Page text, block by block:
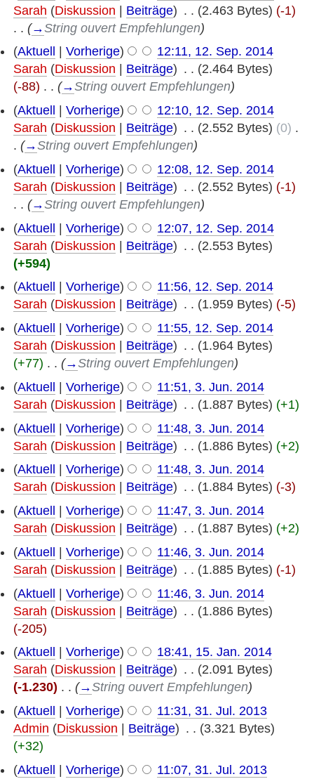
Sarah (Diskussion | Beiträge) . . (2.463 Bytes) (-1)
. . (→String ouvert Empfehlungen)
(Aktuell Vorherige)
12:11, 12. Sep. 2014
Sarah (Diskussion Beiträge) . . (2.464 Bytes)
(-88) . . (→String ouvert Empfehlungen)
(Aktuell Vorherige)
12:10, 12. Sep. 2014
Sarah (Diskussion Beiträge) . . (2.552 Bytes) (0) .
. (→String ouvert Empfehlungen)
(Aktuell | Vorherige)
12:08, 12. Sep. 2014
Sarah (Diskussion | Beiträge) . . (2.552 Bytes) (-1)
. . (→String ouvert Empfehlungen)
(Aktuell | Vorherige)
12:07, 12. Sep. 2014
Sarah (Diskussion | Beiträge) . . (2.553 Bytes)
(+594)
(Aktuell Vorherige)
11:56, 12. Sep. 2014
Sarah (Diskussion Beiträge) . . (1.959 Bytes) (-5)
(Aktuell Vorherige)
11:55, 12. Sep. 2014
Sarah (Diskussion Beiträge) . . (1.964 Bytes)
(+77) . . (→String ouvert Empfehlungen)
(Aktuell | Vorherige)
11:51, 3. Jun. 2014
Sarah (Diskussion | Beiträge) . . (1.887 Bytes) (+1)
(Aktuell | Vorherige)
11:48, 3. Jun. 2014
Sarah (Diskussion | Beiträge) . . (1.886 Bytes) (+2)
(Aktuell Vorherige)
11:48, 3. Jun. 2014
Sarah (Diskussion Beiträge) . . (1.884 Bytes) (-3)
(Aktuell Vorherige)
11:47, 3. Jun. 2014
Sarah (Diskussion Beiträge) . . (1.887 Bytes) (+2)
(Aktuell | Vorherige)
11:46, 3. Jun. 2014
Sarah (Diskussion | Beiträge) . . (1.885 Bytes) (-1)
(Aktuell | Vorherige)
11:46, 3. Jun. 2014
Sarah (Diskussion | Beiträge) . . (1.886 Bytes)
(-205)
(Aktuell Vorherige)
18:41, 15. Jan. 2014
Sarah (Diskussion Beiträge) . . (2.091 Bytes)
(-1.230) . . (→String ouvert Empfehlungen)
(Aktuell Vorherige)
11:31, 31. Jul. 2013
Admin (Diskussion Beiträge) . . (3.321 Bytes)
(+32)
(Aktuell | Vorherige)
11:07, 31. Jul. 2013